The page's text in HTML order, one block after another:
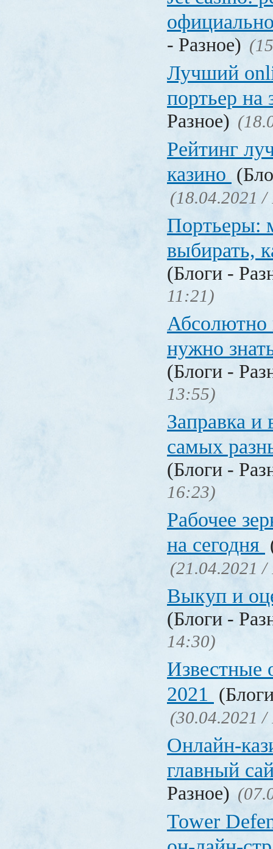
- Разное)
Лучший
портьер на
Разное)
Рейтинг
казино
(18.04.2021 /
Портьеры:
выбирать,
(Блоги -
11:21)
Абсолютно
нужно
(Блоги -
13:55)
Заправка и
самых
(Блоги -
16:23)
Рабочее
на сегодня
(21.04.2021 /
Выкуп и
(Блоги -
14:30)
Известные
2021
(30.04.2021 /
Онлайн-
главный
Разное)
Tower